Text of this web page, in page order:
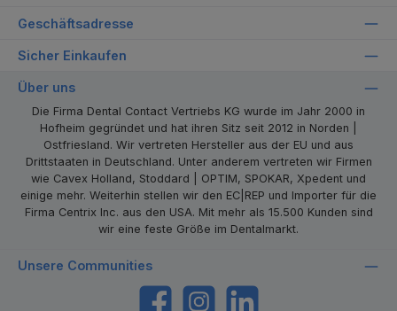
Geschäftsadresse
Sicher Einkaufen
Über uns
Die Firma Dental Contact Vertriebs KG wurde im Jahr 2000 in
Hofheim gegründet und hat ihren Sitz seit 2012 in Norden |
Ostfriesland. Wir vertreten Hersteller aus der EU und aus
Drittstaaten in Deutschland. Unter anderem vertreten wir Firmen
wie Cavex Holland, Stoddard | OPTIM, SPOKAR, Xpedent und
einige mehr. Weiterhin stellen wir den EC|REP und Importer für die
Firma Centrix Inc. aus den USA. Mit mehr als 15.500 Kunden sind
wir eine feste Größe im Dentalmarkt.
Unsere Communities